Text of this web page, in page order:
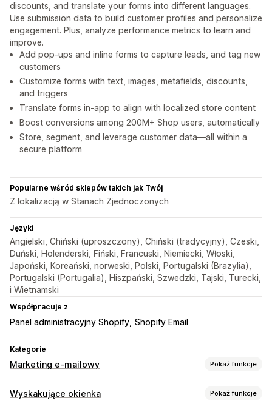
discounts, and translate your forms into different languages.
Use submission data to build customer profiles and personalize
engagement. Plus, analyze performance metrics to learn and
improve.
Add pop-ups and inline forms to capture leads, and tag new
customers
Customize forms with text, images, metafields, discounts,
and triggers
Translate forms in-app to align with localized store content
Boost conversions among 200M+ Shop users, automatically
Store, segment, and leverage customer data—all within a
secure platform
Popularne wśród sklepów takich jak Twój
Z lokalizacją w Stanach Zjednoczonych
Języki
Angielski, Chiński (uproszczony), Chiński (tradycyjny), Czeski,
Duński, Holenderski, Fiński, Francuski, Niemiecki, Włoski,
Japoński, Koreański, norweski, Polski, Portugalski (Brazylia),
Portugalski (Portugalia), Hiszpański, Szwedzki, Tajski, Turecki,
i Wietnamski
Współpracuje z
Panel administracyjny Shopify Shopify Email
Kategorie
Marketing e-mailowy Pokaż funkcje
Rodzaje kampanii
Wyskakujące okienka Pokaż funkcje